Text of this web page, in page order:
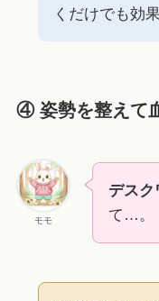
くだけでも効
④ 姿勢を整えて
モモ
デスク
て…。